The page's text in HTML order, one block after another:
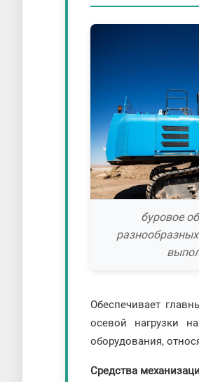
буровое
Обеспечивает
осевой нагрузки
оборудования,
Средства